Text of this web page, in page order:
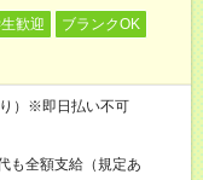
歓迎
ブランクOK
）※即日払い不可
も全額支給（規定あ